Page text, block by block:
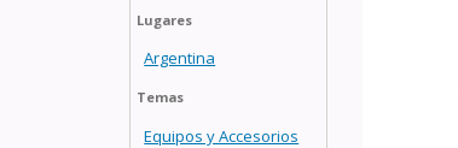
Lugares
Argentina
Temas
Equipos y Accesorios